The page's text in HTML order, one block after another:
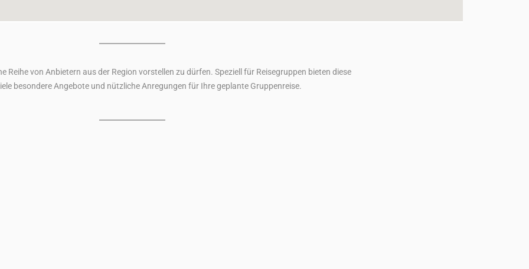
Reihe von Anbietern aus der Region vorstellen zu dürfen. Speziell für Reisegruppen bieten diese
besondere Angebote und nützliche Anregungen für Ihre geplante Gruppenreise.